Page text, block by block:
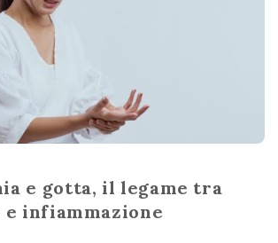
e gotta, il legame tra
infiammazione